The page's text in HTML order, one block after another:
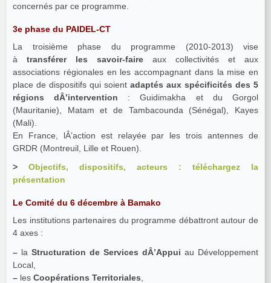
concernés par ce programme.
3e phase du PAIDEL-CT
La troisième phase du programme (2010‐2013) vise
à transférer les savoir‐faire aux collectivités et aux
associations régionales en les accompagnant dans la mise en
place de dispositifs qui soient adaptés aux spécificités des 5
régions dÂ’intervention : Guidimakha et du Gorgol
(Mauritanie), Matam et de Tambacounda (Sénégal), Kayes
(Mali).
En France, lÂ’action est relayée par les trois antennes de
GRDR (Montreuil, Lille et Rouen).
> Objectifs, dispositifs, acteurs : téléchargez la
présentation
Le Comité du 6 décembre à Bamako
Les institutions partenaires du programme débattront autour de
4 axes :
– la Structuration de Services dÂ’Appui au Développement
Local,
– les Coopérations Territoriales